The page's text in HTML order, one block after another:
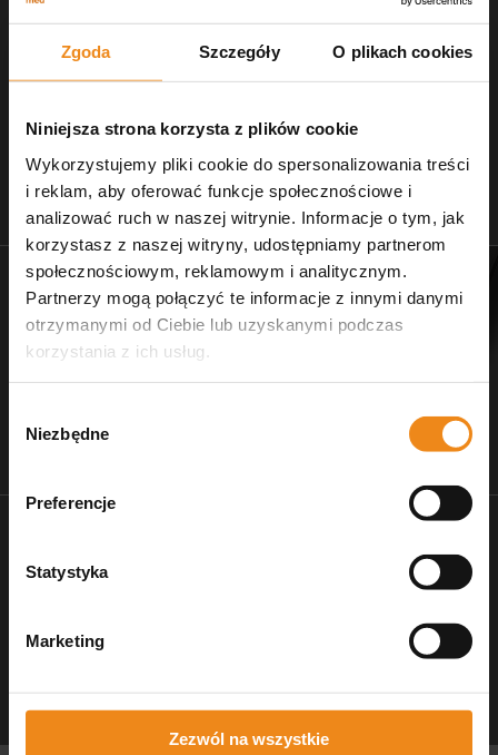
Zgoda Szczegóły O plikach cookies
Niniejsza strona korzysta z plików cookie
Wykorzystujemy pliki cookie do spersonalizowania treści
i reklam, aby oferować funkcje społecznościowe i
analizować ruch w naszej witrynie. Informacje o tym, jak
korzystasz z naszej witryny, udostępniamy partnerom
społecznościowym, reklamowym i analitycznym.
Partnerzy mogą połączyć te informacje z innymi danymi
otrzymanymi od Ciebie lub uzyskanymi podczas
korzystania z ich usług.
zgody
Niezbędne
Preferencje
Statystyka
Marketing
Zezwól na wszystkie
Stetoskopy
zobacz naszą ofertę
Nożczyki do strzyżenia
dla salonów pielęgnacji
czystość w gabinecie